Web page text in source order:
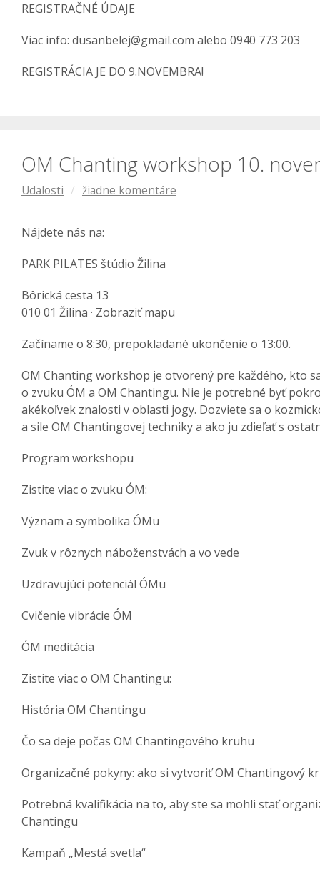
REGISTRAČNÉ ÚDAJE
Viac info: dusanbelej@gmail.com alebo 0940 773 203
REGISTRÁCIA JE DO 9.NOVEMBRA!
OM Chanting workshop 10.
Udalosti / žiadne komentáre
Nájdete nás na:
PARK PILATES štúdio Žilina
Bôrická cesta 13
010 01 Žilina · Zobraziť mapu
Začíname o 8:30, prepokladané ukončenie o 13:00.
OM Chanting workshop je otvorený pre každého, kto
o zvuku ÓM a OM Chantingu. Nie je potrebné byť
akékoľvek znalosti v oblasti jogy. Dozviete sa o
a sile OM Chantingovej techniky a ako ju zdieľať s
Program workshopu
Zistite viac o zvuku ÓM:
Význam a symbolika ÓMu
Zvuk v rôznych náboženstvách a vo vede
Uzdravujúci potenciál ÓMu
Cvičenie vibrácie ÓM
ÓM meditácia
Zistite viac o OM Chantingu:
História OM Chantingu
Čo sa deje počas OM Chantingového kruhu
Organizačné pokyny: ako si vytvoriť OM Chantingový
Potrebná kvalifikácia na to, aby ste sa mohli stať
Chantingu
Kampaň „Mestá svetla“